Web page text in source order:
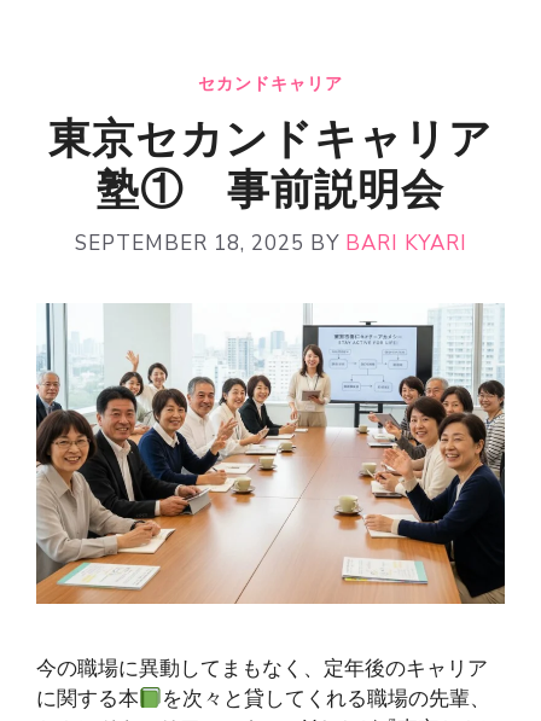
セカンドキャリア
東京セカンドキャリア
塾① 事前説明会
SEPTEMBER 18, 2025 BY BARI KYARI
今の職場に異動してまもなく、定年後のキャリア
に関する本
を次々と貸してくれる職場の先輩、